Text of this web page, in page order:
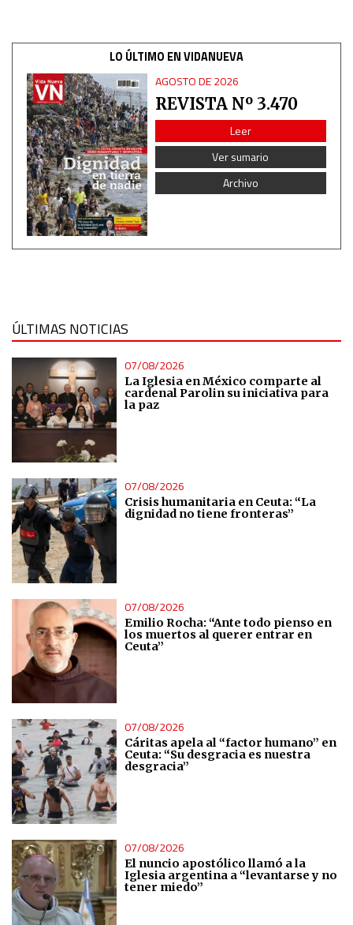
LO ÚLTIMO EN VIDANUEVA
AGOSTO DE 2026
REVISTA Nº 3.470
Leer
Ver sumario
Archivo
ÚLTIMAS NOTICIAS
07/08/2026
La Iglesia en México comparte al
cardenal Parolin su iniciativa para
la paz
07/08/2026
Crisis humanitaria en Ceuta: “La
dignidad no tiene fronteras”
07/08/2026
Emilio Rocha: “Ante todo pienso en
los muertos al querer entrar en
Ceuta”
07/08/2026
Cáritas apela al “factor humano” en
Ceuta: “Su desgracia es nuestra
desgracia”
07/08/2026
El nuncio apostólico llamó a la
Iglesia argentina a “levantarse y no
tener miedo”